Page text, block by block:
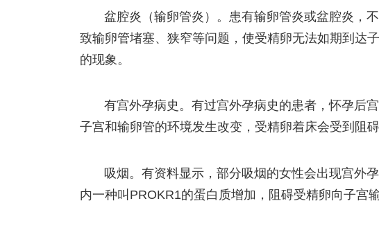
盆腔炎（输卵管炎）。患有输卵管炎或盆腔炎，
致输卵管堵塞、狭窄等问题，使受精卵无法如期到达
的现象。
有宫外孕病史。有过宫外孕病史的患者，怀孕后
子宫和输卵管的环境发生改变，受精卵着床会受到阻碍
吸烟。有资料显示，部分吸烟的女性会出现宫外
内一种叫PROKR1的蛋白质增加，阻碍受精卵向子宫输